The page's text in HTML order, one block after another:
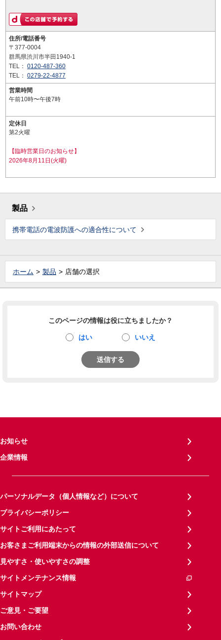
住所/電話番号
〒377-0004
群馬県渋川市半田1940-1
TEL： 0120-487-360
TEL： 0279-22-4877
営業時間
午前10時〜午後7時
定休日
第2火曜
【臨時営業日のお知らせ】
2026年8月11日(火曜)
製品
携帯電話の電波防護への適合性について
ホーム 製品 店舗の選択
このページの情報は役に立ちましたか？
はい いいえ
送信する
お知らせ
企業情報
パーソナルデータ（個人情報など）について
プライバシーポリシー
サイトご利用にあたって
お客さまご利用端末からの情報の外部送信について
見やすさ・使いやすさの調整
サイトメンテナンス情報
サイトマップ
ご意見・ご要望
お問い合わせ